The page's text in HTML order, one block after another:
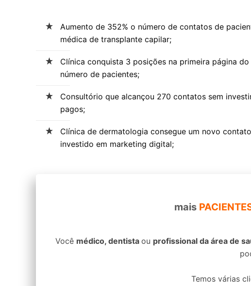
Aumento de 352% o número de contatos de
médica de transplante capilar;
Clínica conquista 3 posições na primeira página
número de pacientes;
Consultório que alcançou 270 contatos sem
pagos;
Clínica de dermatologia consegue um novo
investido em marketing digital;
mais
Você médico, dentista ou profissional da área de
Temos várias